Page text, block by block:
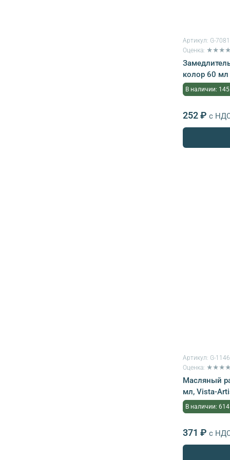
Артикул: G-
Оценка:
колор 60 мл
В наличии:
252 ₽ с
Артикул: G-
Оценка:
Масляный
мл, Vista-
В наличии:
371 ₽ с